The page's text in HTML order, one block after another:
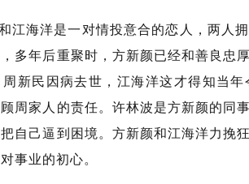
江海洋是一对情投意合的恋人，两人
多年后重聚时，方新颜已经和善良忠
新民因病去世，江海洋这才得知当
周家人的责任。许林波是方新颜的同
自己逼到困境。方新颜和江海洋力挽
事业的初心。